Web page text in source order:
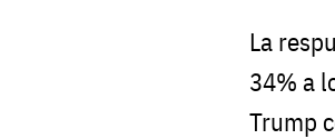
La
34% a
Trump